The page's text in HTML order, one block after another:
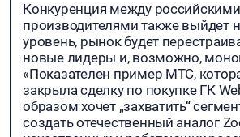
Конкуренция между российскими
производителями также выйдет
уровень, рынок будет
новые лидеры и, возможно,
«Показателен пример МТС,
закрыла сделку по покупке ГК
образом хочет „захватить“
создать отечественный аналог